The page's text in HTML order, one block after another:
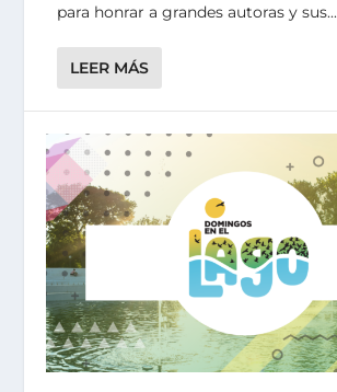
para honrar a grandes autoras y sus...
LEER MÁS